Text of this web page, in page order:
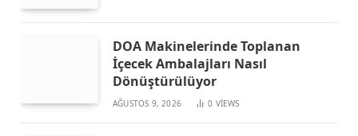
DOA Makinelerinde Toplanan
İçecek Ambalajları Nasıl
Dönüştürülüyor
AĞUSTOS 9, 2026 0 VIEWS